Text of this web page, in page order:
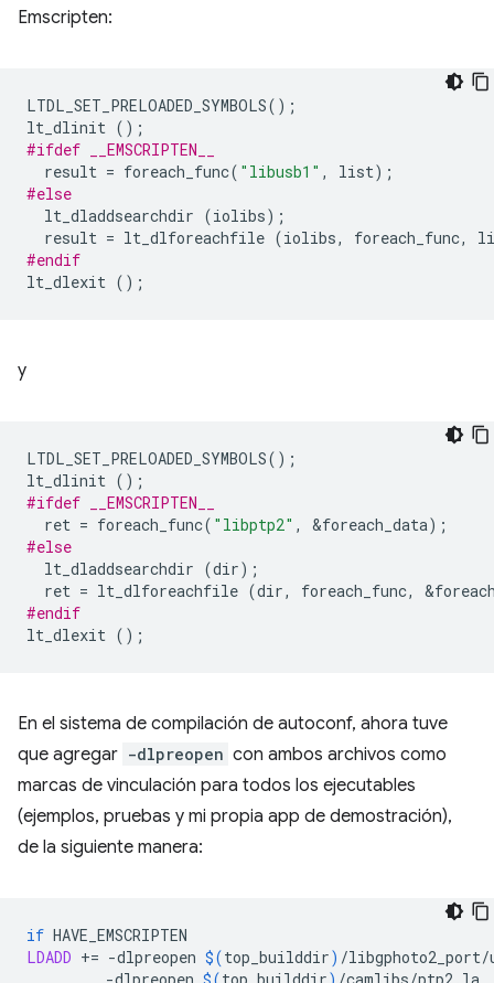
Emscripten:
LTDL_SET_PRELOADED_SYMBOLS();
lt_dlinit ();
#ifdef __EMSCRIPTEN__
result = foreach_func( "libusb1" , list);
#else
lt_dladdsearchdir (iolibs);
result = lt_dlforeachfile (iolibs, foreach_func,
#endif
lt_dlexit ();
y
LTDL_SET_PRELOADED_SYMBOLS();
lt_dlinit ();
#ifdef __EMSCRIPTEN__
ret = foreach_func( "libptp2" , &foreach_data);
#else
lt_dladdsearchdir (dir);
ret = lt_dlforeachfile (dir, foreach_func, &
#endif
lt_dlexit ();
En el sistema de compilación de autoconf, ahora tuve
que agregar -dlpreopen con ambos archivos como
marcas de vinculación para todos los ejecutables
(ejemplos, pruebas y mi propia app de demostración),
de la siguiente manera:
if
LDADD += -dlpreopen $(top_builddir) /libgphoto2_port/